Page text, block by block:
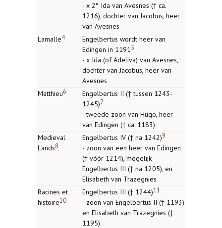
- x 2° Ida van Avesnes († ca.
1216), dochter van Jacobus, heer
van Avesnes
Lamalle4
Engelbertus wordt heer van
Edingen in 11915
- x Ida (of Adeliva) van Avesnes,
dochter van Jacobus, heer van
Avesnes
Matthieu6
Engelbertus II († tussen 1243-
1245)7
- tweede zoon van Hugo, heer
van Edingen († ca. 1183)
Medieval
Lands8
Engelbertus IV († na 1242)9
- zoon van een heer van Edingen
(† vóór 1214), mogelijk
Engelbertus III († na 1205), en
Elisabeth van Trazegnies
Racines et
histoire10
Engelbertus III († 1244)11
- zoon van Engelbertus II († 1193)
en Elisabeth van Trazegnies (†
1195)